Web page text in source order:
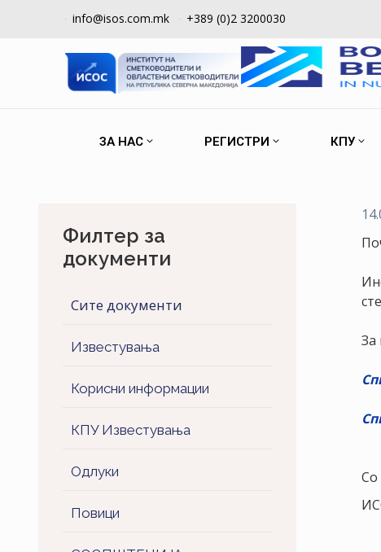
info@isos.com.mk +389 (0)2 3200030
ЗА НАС РЕГИСТРИ КПУ
Филтер за
документи
Сите документи
Известувања
Корисни информации
КПУ Известувања
Одлуки
Повици
За
Со